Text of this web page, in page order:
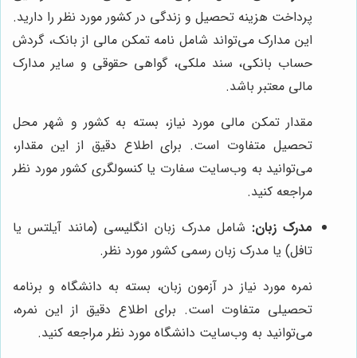
پرداخت هزینه تحصیل و زندگی در کشور مورد نظر را دارید.
این مدارک می‌تواند شامل نامه تمکن مالی از بانک، گردش
حساب بانکی، سند ملکی، گواهی حقوقی و سایر مدارک
مالی معتبر باشد.
مقدار تمکن مالی مورد نیاز، بسته به کشور و شهر محل
تحصیل متفاوت است. برای اطلاع دقیق از این مقدار،
می‌توانید به وب‌سایت سفارت یا کنسولگری کشور مورد نظر
مراجعه کنید.
مدرک زبان: شامل مدرک زبان انگلیسی (مانند آیلتس یا
تافل) یا مدرک زبان رسمی کشور مورد نظر.
نمره مورد نیاز در آزمون زبان، بسته به دانشگاه و برنامه
تحصیلی متفاوت است. برای اطلاع دقیق از این نمره،
می‌توانید به وب‌سایت دانشگاه مورد نظر مراجعه کنید.